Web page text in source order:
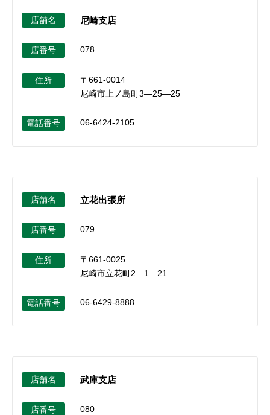
店舗名 尼崎支店
店番号 078
住所
〒661-0014
尼崎市上ノ島町3―25―25
電話番号 06-6424-2105
店舗名 立花出張所
店番号 079
住所
〒661-0025
尼崎市立花町2―1―21
電話番号 06-6429-8888
店舗名 武庫支店
店番号 080